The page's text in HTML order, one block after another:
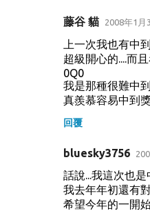
藤谷 貓 2008年1月
上一次我也有中
超級開心的....而
0Q0
我是那種很難中
真羨慕容易中到
回覆
bluesky3756
話說...我這次也
我去年年初還有
希望今年的一開